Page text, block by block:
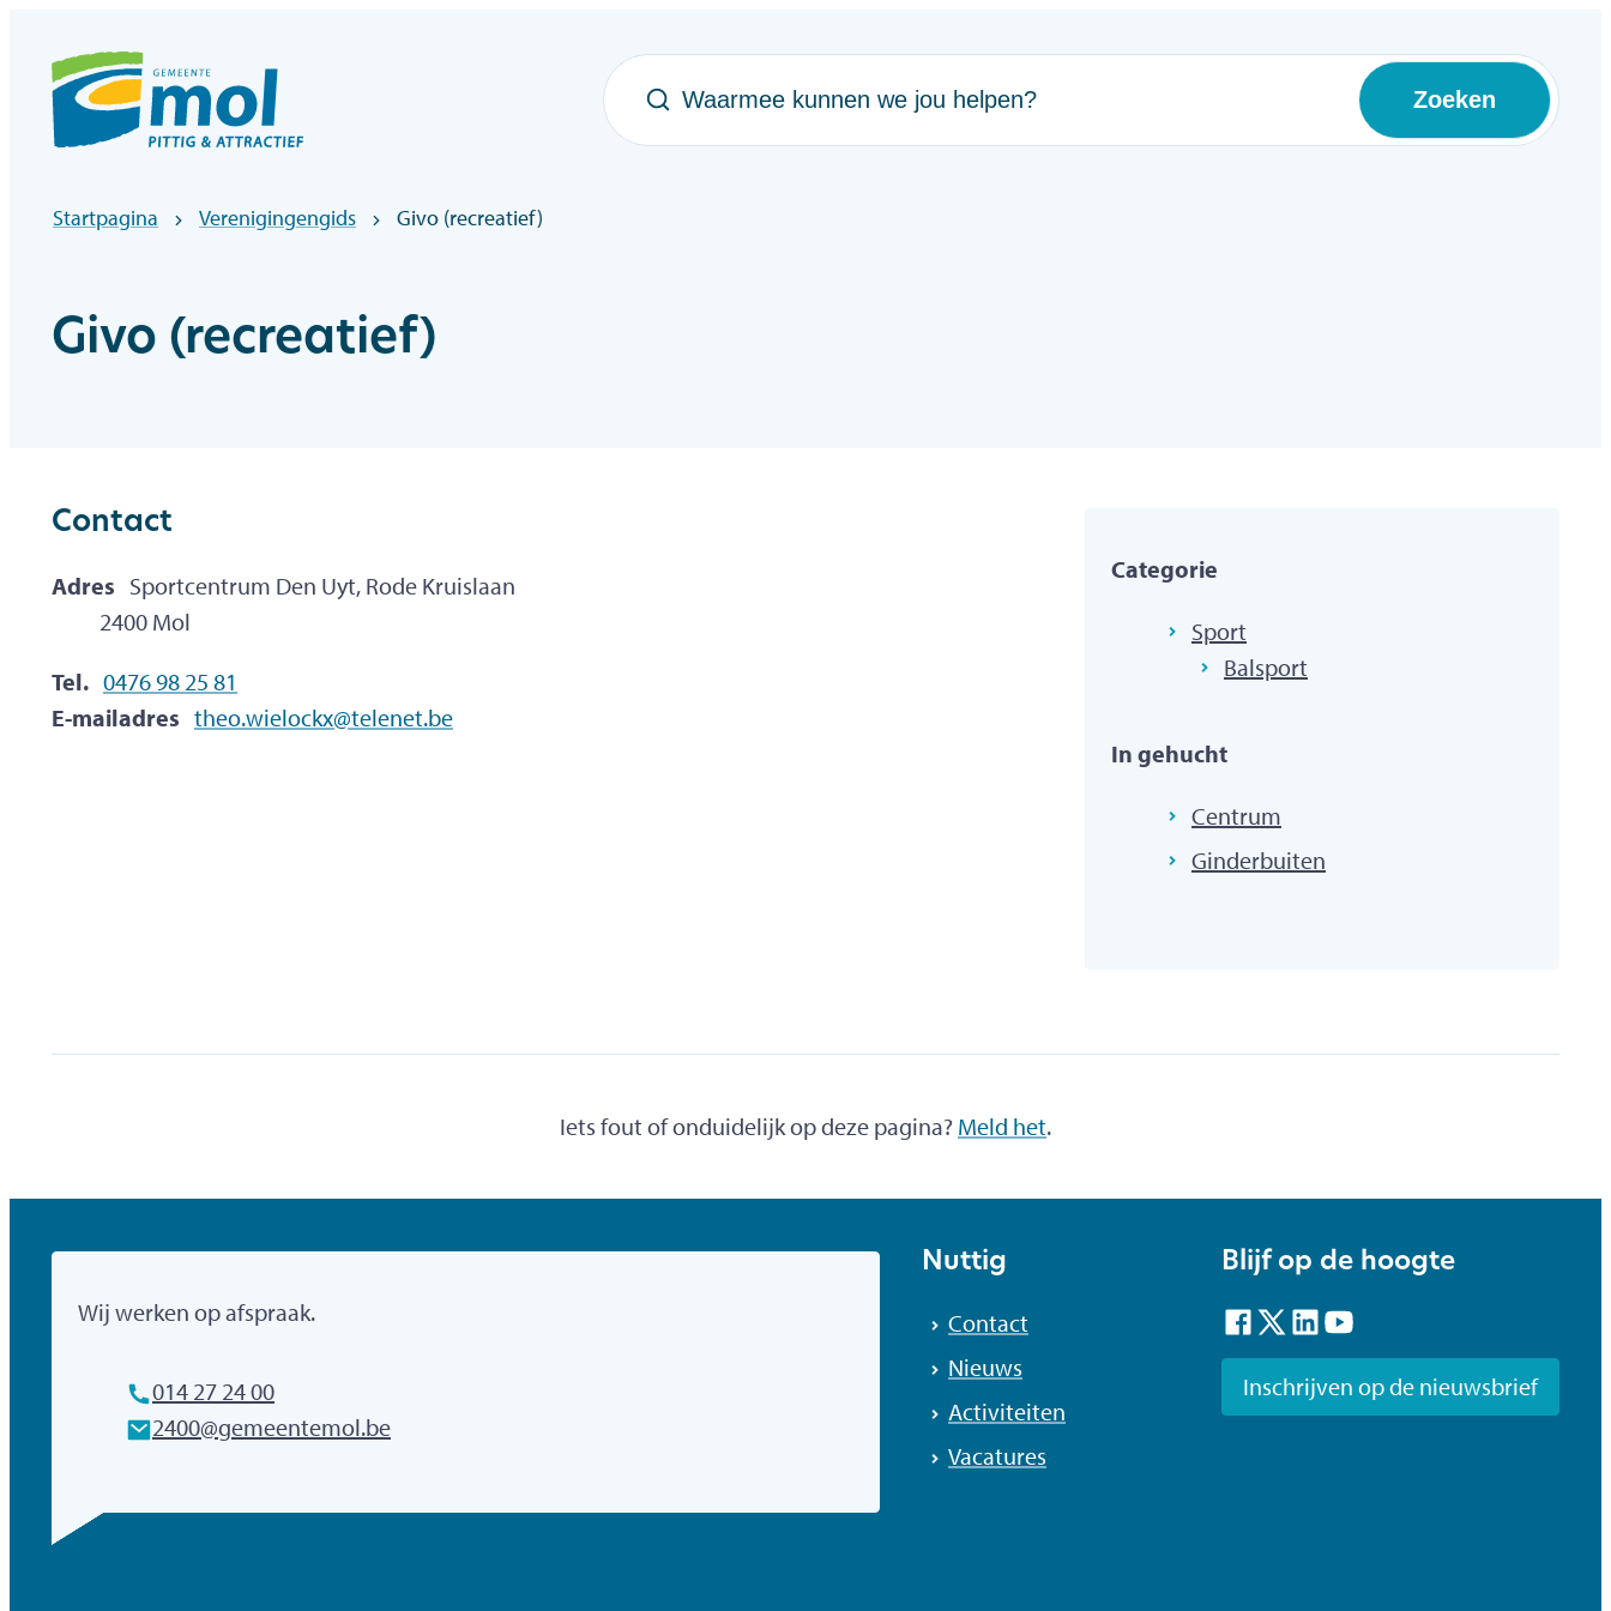
Officiële website gemeentebestuur Mol
Waarmee kunnen we jou helpen?
Zoeken
Startpagina Verenigingengids Givo (recreatief)
Givo (recreatief)
Contact
Adres Sportcentrum Den Uyt, Rode Kruislaan
,2400 Mol
Tel. 0476 98 25 81
E-mailadres theo.wielockx@telenet.be
Categorie
Sport
Balsport
In gehucht
Centrum
Ginderbuiten
Iets fout of onduidelijk op deze pagina? Meld het.
Gemeente Mol
Wij werken op afspraak.
014 27 24 00
E-mailadres
2400@gemeentemol.be
Nuttig
Contact
Nieuws
Activiteiten
Vacatures
Blijf op de hoogte
Facebook
TwitterLinkedInYouTube
Inschrijven op de nieuwsbrief